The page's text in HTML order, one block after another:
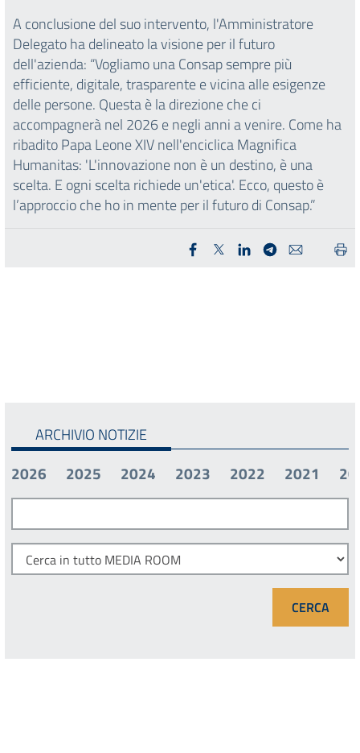
A conclusione del suo intervento, l'Amministratore
Delegato ha delineato la visione per il futuro
dell'azienda: “Vogliamo una Consap sempre più
efficiente, digitale, trasparente e vicina alle esigenze
delle persone. Questa è la direzione che ci
accompagnerà nel 2026 e negli anni a venire. Come ha
ribadito Papa Leone XIV nell'enciclica Magnifica
Humanitas: 'L'innovazione non è un destino, è una
scelta. E ogni scelta richiede un'etica'. Ecco, questo è
l’approccio che ho in mente per il futuro di Consap.”
ARCHIVIO NOTIZIE
2026
2025 2024 2023 2022 2021